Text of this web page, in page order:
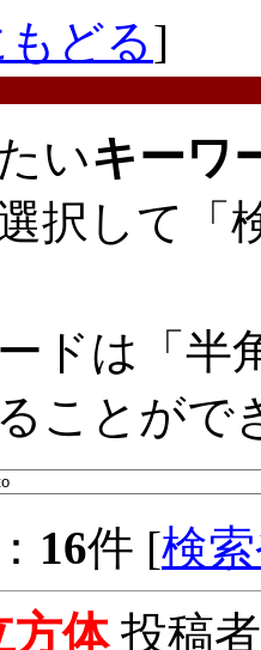
どる]
いキーワ
択して「
ドは「半
ことがで
16件 [検
方体投稿